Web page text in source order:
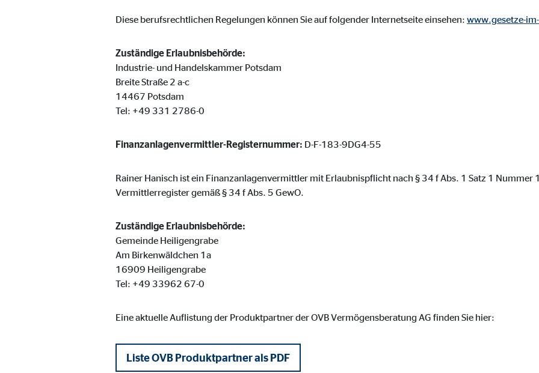
Diese berufsrechtlichen Regelungen können Sie auf folgender Internetseite einsehen: www.gesetze-
Zuständige Erlaubnisbehörde:
Industrie- und Handelskammer Potsdam
Breite Straße 2 a-c
14467 Potsdam
Tel: +49 331 2786-0
Finanzanlagenvermittler-Registernummer: D-F-183-9DG4-55
Rainer Hanisch ist ein Finanzanlagenvermittler mit Erlaubnispflicht nach § 34 f Abs. 1 Satz 1 Nummer
Vermittlerregister gemäß § 34 f Abs. 5 GewO.
Zuständige Erlaubnisbehörde:
Gemeinde Heiligengrabe
Am Birkenwäldchen 1a
16909 Heiligengrabe
Tel: +49 33962 67-0
Eine aktuelle Auflistung der Produktpartner der OVB Vermögensberatung AG finden Sie hier:
Liste OVB Produktpartner als PDF
Cookie Laufzeit: Browser-Sitzung
Einverständnis Cookie | Empfänger: OVB
Anbieter:
Cookie Laufzeit: 1 Jahr
Statistik Cookies
Google Analytics | Empfänger: OVB, Google Ireland Ltd.
Erhebung von Statistiken zur Website-Nutzung